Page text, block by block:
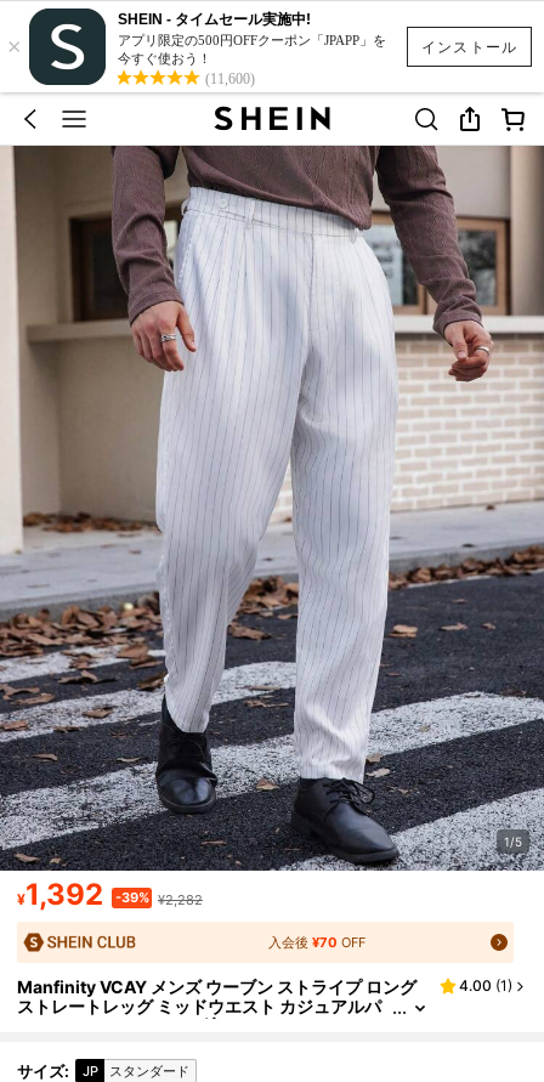
インストール
×
SHEIN - タイムセール実施中!
アプリ限定の500円OFFクーポン「JPAPP」を
今すぐ使おう！
(11,600)
1/5
¥1,392 -39% ¥2,282
入会後 ¥70 OFF
Manfinity VCAY メンズ ウーブン ストライプ ロング
ストレートレッグ ミッドウエスト カジュアルパ
ンツ、デイリーウェアに適しています
4.00 (1)
サイズ: JP スタンダード